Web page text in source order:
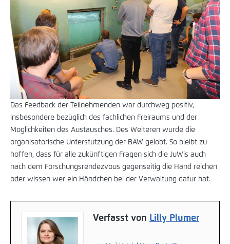
Das Feedback der Teilnehmenden war durchweg positiv,
insbesondere bezüglich des fachlichen Freiraums und der
Möglichkeiten des Austausches. Des Weiteren wurde die
organisatorische Unterstützung der BAW gelobt. So bleibt zu
hoffen, dass für alle zukünftigen Fragen sich die JuWis auch
nach dem Forschungsrendezvous gegenseitig die Hand reichen
oder wissen wer ein Händchen bei der Verwaltung dafür hat.
Verfasst von Lilly Plumer